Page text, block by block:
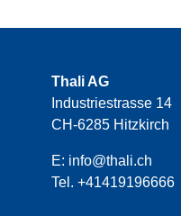
Thali AG
Industriestrasse 14
CH-6285 Hitzkirch
E: info@thali.ch
Tel. +41419196666